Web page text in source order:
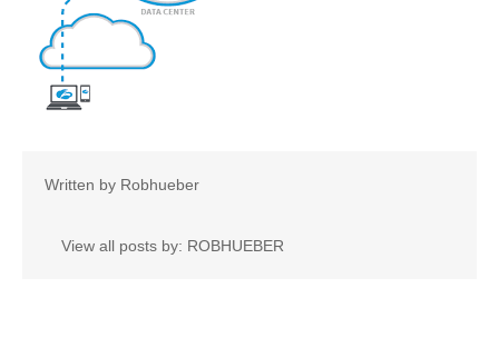
Written by Robhueber
View all posts by: ROBHUEBER